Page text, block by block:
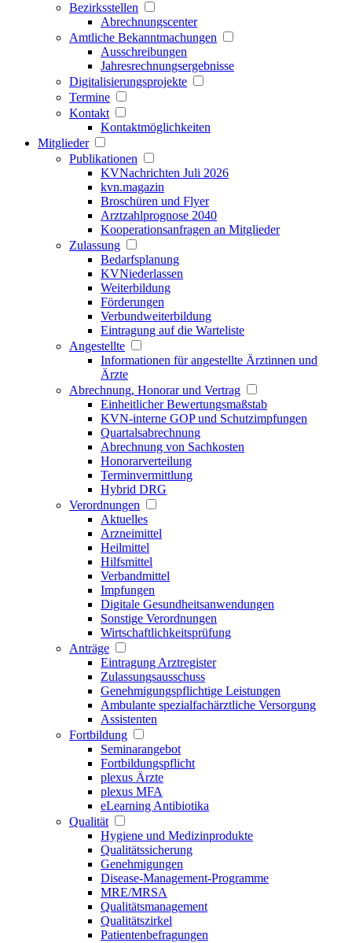
Bezirksstellen
Abrechnungscenter
Amtliche Bekanntmachungen
Ausschreibungen
Jahresrechnungsergebnisse
Digitalisierungsprojekte
Termine
Kontakt
Kontaktmöglichkeiten
Mitglieder
Publikationen
KVNachrichten Juli 2026
kvn.magazin
Broschüren und Flyer
Arztzahlprognose 2040
Kooperationsanfragen an Mitglieder
Zulassung
Bedarfsplanung
KVNiederlassen
Weiterbildung
Förderungen
Verbundweiterbildung
Eintragung auf die Warteliste
Angestellte
Informationen für angestellte Ärztinnen und
Ärzte
Abrechnung, Honorar und Vertrag
Einheitlicher Bewertungsmaßstab
KVN-interne GOP und Schutzimpfungen
Quartalsabrechnung
Abrechnung von Sachkosten
Honorarverteilung
Terminvermittlung
Hybrid DRG
Verordnungen
Aktuelles
Arzneimittel
Heilmittel
Hilfsmittel
Verbandmittel
Impfungen
Digitale Gesundheitsanwendungen
Sonstige Verordnungen
Wirtschaftlichkeitsprüfung
Anträge
Eintragung Arztregister
Zulassungsausschuss
Genehmigungspflichtige Leistungen
Ambulante spezialfachärztliche Versorgung
Assistenten
Fortbildung
Seminarangebot
Fortbildungspflicht
plexus Ärzte
plexus MFA
eLearning Antibiotika
Qualität
Hygiene und Medizinprodukte
Qualitätssicherung
Genehmigungen
Disease-Management-Programme
MRE/MRSA
Qualitätsmanagement
Qualitätszirkel
Patientenbefragungen